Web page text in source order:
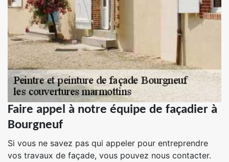
Faire appel à notre équipe de façadier à
Bourgneuf
Si vous ne savez pas qui appeler pour entreprendre
vos travaux de façade, vous pouvez nous contacter.